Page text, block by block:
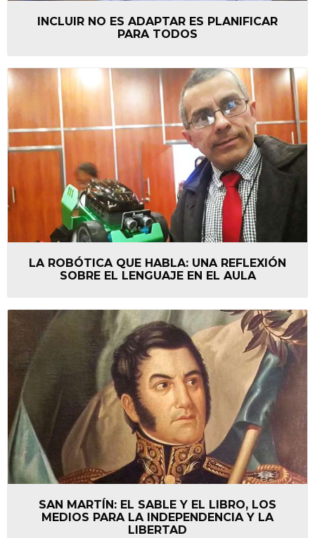
INCLUIR NO ES ADAPTAR ES PLANIFICAR
PARA TODOS
LA ROBÓTICA QUE HABLA: UNA REFLEXIÓN
SOBRE EL LENGUAJE EN EL AULA
SAN MARTÍN: EL SABLE Y EL LIBRO, LOS
MEDIOS PARA LA INDEPENDENCIA Y LA
LIBERTAD